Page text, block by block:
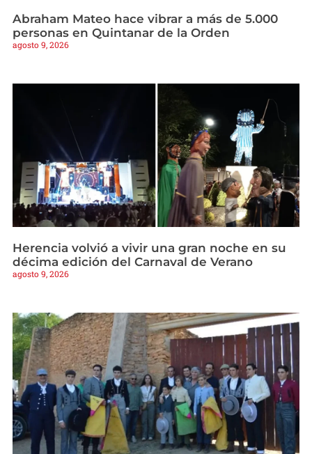
Abraham Mateo hace vibrar a más de 5.000
personas en Quintanar de la Orden
agosto 9, 2026
Herencia volvió a vivir una gran noche en su
décima edición del Carnaval de Verano
agosto 9, 2026